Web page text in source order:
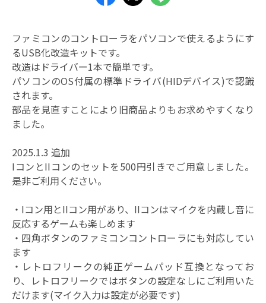
ファミコンのコントローラをパソコンで使えるようにす
るUSB化改造キットです。
改造はドライバー1本で簡単です。
パソコンのOS付属の標準ドライバ(HIDデバイス)で認識
されます。
部品を見直すことにより旧商品よりもお求めやすくなり
ました。
2025.1.3 追加
IコンとIIコンのセットを500円引きでご用意しました。
是非ご利用ください。
・Iコン用とIIコン用があり、IIコンはマイクを内蔵し音に
反応するゲームも楽しめます
・四角ボタンのファミコンコントローラにも対応してい
ます
・レトロフリークの純正ゲームパッド互換となってお
り、レトロフリークではボタンの設定なしにご利用いた
だけます(マイク入力は設定が必要です)